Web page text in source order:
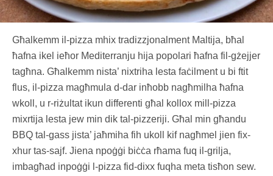
Għalkemm il-pizza mhix tradizzjonalment Maltija, bħal
ħafna ikel ieħor Mediterranju hija popolari ħafna fil-gżejjer
tagħna. Għalkemm nista’ nixtriha lesta faċilment u bi ftit
flus, il-pizza magħmula d-dar inħobb nagħmilha ħafna
wkoll, u r-riżultat ikun differenti għal kollox mill-pizza
mixrtija lesta jew min dik tal-pizzeriji. Għal min għandu
BBQ tal-gass jista’ jaħmiha fih ukoll kif nagħmel jien fix-
xhur tas-sajf. Jiena npoġġi biċċa rħama fuq il-grilja,
imbagħad inpoġġi l-pizza fid-dixx fuqha meta tisħon sew.